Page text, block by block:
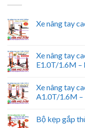
Xe nâng tay
Xe nâng tay
E1.0T/1.6M –
Xe nâng tay
A1.0T/1.6M –
Bộ kẹp gắp